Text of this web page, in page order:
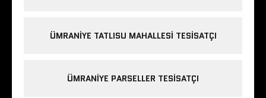
ÜMRANIYE TATLISU MAHALLESI TESISATÇI
ÜMRANIYE PARSELLER TESISATÇI